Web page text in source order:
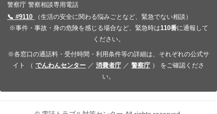
警察庁 警察相談専用電話
📞 #9110
（生活の安全に関わる悩みごとなど、緊急でない相談）
※事件・事故・身の危険を感じる場合など、緊急時は110番に通報して
ください。
※各窓口の通話料・受付時間・利用条件等の詳細は、それぞれの公式サ
イト （ でんわんセンター ／ 消費者庁 ／ 警察庁 ） をご確認くださ
い。